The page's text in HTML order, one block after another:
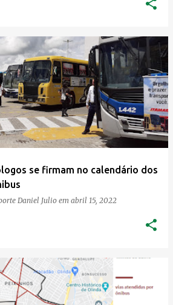
se firmam no calendário dos
Daniel Julio em abril 15, 2022